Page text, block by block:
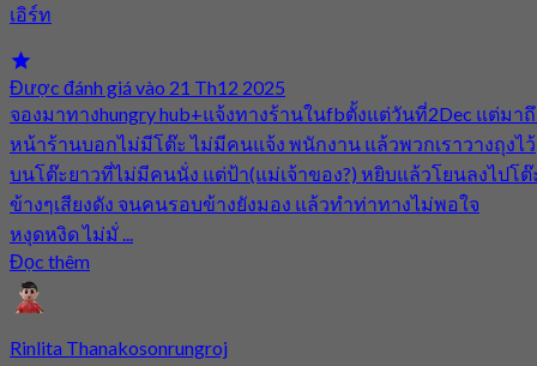
เอิร์ท
Được đánh giá vào 21 Th12 2025
จองมาทางhungry hub+แจ้งทางร้านในfbตั้งแต่วันที่2Dec แต่มา
หน้าร้านบอกไม่มีโต๊ะ ไม่มีคนแจ้ง พนักงาน แล้วพวกเราวางถุงไว้
บนโต๊ะยาวที่ไม่มีคนนั่ง แต่ป้า(แม่เจ้าของ?) หยิบแล้วโยนลงไปโต๊
ข้างๆเสียงดัง จนคนรอบข้างยังมอง แล้วทำท่าทางไม่พอใจ
หงุดหงิด ไม่มั่ ...
Đọc thêm
Rinlita Thanakosonrungroj